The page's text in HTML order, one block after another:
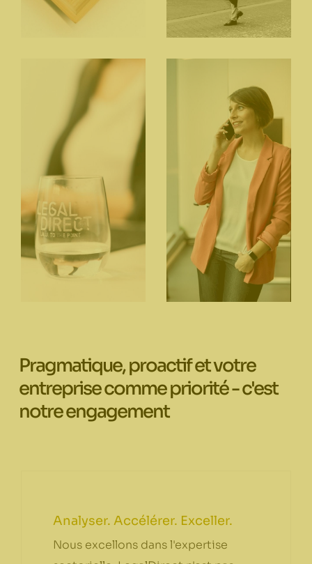
Pragmatique, proactif et votre
entreprise comme priorité - c'est
notre engagement
Analyser. Accélérer. Exceller.
Nous excellons dans l'expertise